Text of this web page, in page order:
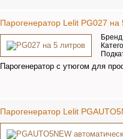
Парогенератор Lelit PG027 на
Парогенератор с утюгом для
Парогенератор Lelit